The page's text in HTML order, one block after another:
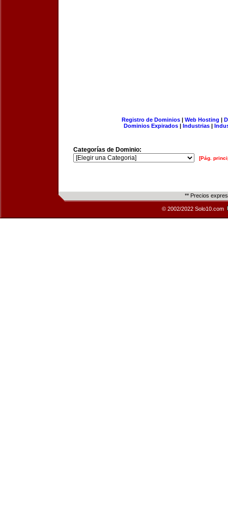
Registro de Dominios| Web Hosting |
Dominios Expirados | Industrias |
Categorías de Dominio:
[Pág.
** Precios
© 2002/2022 Solo10.com